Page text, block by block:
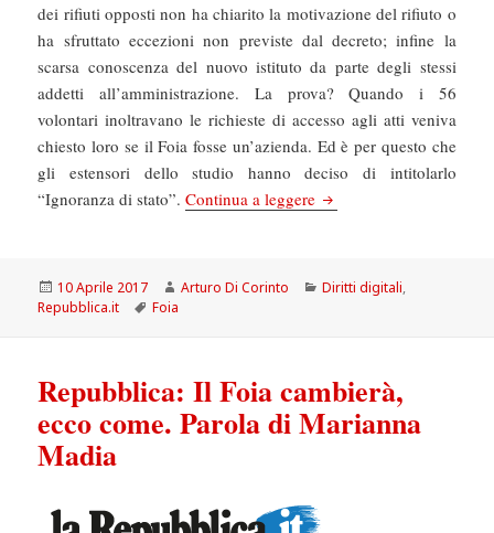
dei rifiuti opposti non ha chiarito la motivazione del rifiuto o
ha sfruttato eccezioni non previste dal decreto; infine la
scarsa conoscenza del nuovo istituto da parte degli stessi
addetti all’amministrazione. La prova? Quando i 56
volontari inoltravano le richieste di accesso agli atti veniva
chiesto loro se il Foia fosse un’azienda. Ed è per questo che
gli estensori dello studio hanno deciso di intitolarlo
“Ignoranza di stato”.Continua a leggere La Repubblica: Foia,
Scritto
il
10 Aprile 2017 Autore
Arturo Di Corinto Categorie
Diritti digitali,
Repubblica.it
Tag
Foia
Repubblica: Il Foia cambierà,
ecco come. Parola di Marianna
Madia